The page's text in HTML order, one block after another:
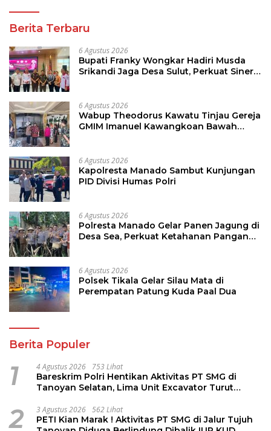
Berita Terbaru
6 Agustus 2026
Bupati Franky Wongkar Hadiri Musda
Srikandi Jaga Desa Sulut, Perkuat Sinergi
6 Agustus 2026
Wabup Theodorus Kawatu Tinjau Gereja
GMIM Imanuel Kawangkoan Bawah
6 Agustus 2026
Kapolresta Manado Sambut Kunjungan
PID Divisi Humas Polri
6 Agustus 2026
Polresta Manado Gelar Panen Jagung di
Desa Sea, Perkuat Ketahanan Pangan
6 Agustus 2026
Polsek Tikala Gelar Silau Mata di
Perempatan Patung Kuda Paal Dua
Berita Populer
1 4 Agustus 2026 753 Lihat
Bareskrim Polri Hentikan Aktivitas PT SMG di
Tanoyan Selatan, Lima Unit Excavator Turut
2 3 Agustus 2026 562 Lihat
PETI Kian Marak ! Aktivitas PT SMG di Jalur Tujuh